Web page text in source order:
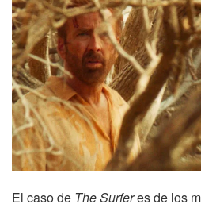
El caso de The Surferes de los